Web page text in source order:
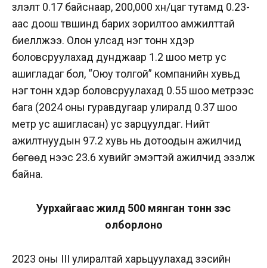
үзүүлэлт 0.17 байснаар, 200,000 хүн/цаг тутамд 0.23-
аас доош түвшинд барих зорилтоо амжилттай
биелүүлжээ. Олон улсад нэг тонн хүдэр
боловсруулахад дунджаар 1.2 шоо метр ус
ашигладаг бол, “Оюу толгой” компанийн хувьд
нэг тонн хүдэр боловсруулахад 0.55 шоо метрээс
бага (2024 оны гуравдугаар улиралд 0.37 шоо
метр ус ашигласан) ус зарцуулдаг. Нийт
ажилтнуудын 97.2 хувь нь дотоодын ажилчид
бөгөөд үүнээс 23.6 хувийг эмэгтэй ажилчид эзэлж
байна.
Уурхайгаас жилд 500 мянган тонн зэс
олборлоно
2023 оны III улиралтай харьцуулахад зэсийн